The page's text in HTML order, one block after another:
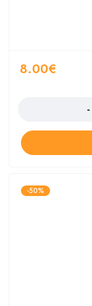
8.00€
-50%